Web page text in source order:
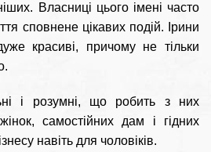
Власниці цього імені часто
сповнене цікавих подій. Ірини
красиві, причому не тільки
і розумні, що робить з них
самостійних дам і гідних
навіть для чоловіків.